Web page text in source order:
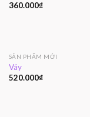
360.000₫
SẢN PHẨM MỚI
Váy
520.000₫